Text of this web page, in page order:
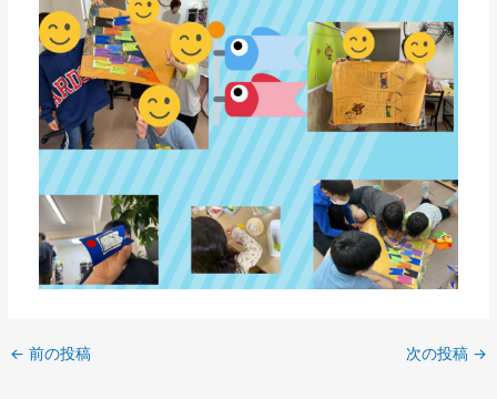
← 前の投稿 次の投稿 →